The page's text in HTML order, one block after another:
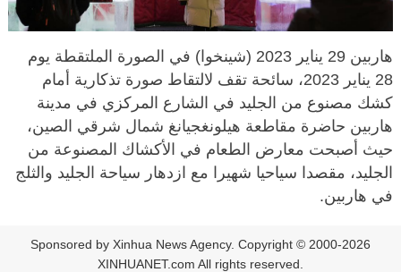
هاربين 29 يناير 2023 (شينخوا) في الصورة الملتقطة يوم
28 يناير 2023، سائحة تقف لالتقاط صورة تذكارية أمام
كشك مصنوع من الجليد في الشارع المركزي في مدينة
هاربين حاضرة مقاطعة هيلونغجيانغ شمال شرقي الصين،
حيث أصبحت معارض الطعام في الأكشاك المصنوعة من
الجليد، مقصدا سياحيا شهيرا مع ازدهار سياحة الجليد والثلج
في هاربين.
Sponsored by Xinhua News Agency. Copyright © 2000-2026
XINHUANET.com All rights reserved.